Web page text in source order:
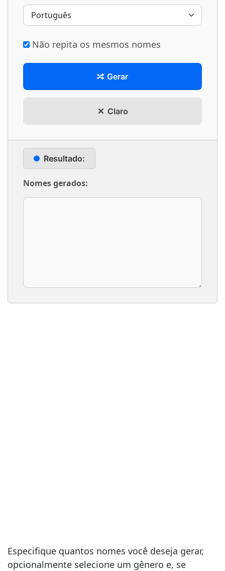
Não repita os mesmos nomes
Gerar
Claro
Resultado:
Nomes gerados:
Especifique quantos nomes você deseja gerar,
opcionalmente selecione um gênero e, se